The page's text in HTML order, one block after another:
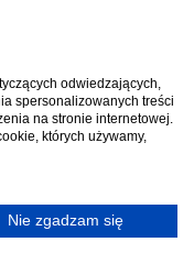
odwiedzających,
spersonalizowanych treści
na stronie internetowej.
których używamy,
Nie zgadzam się